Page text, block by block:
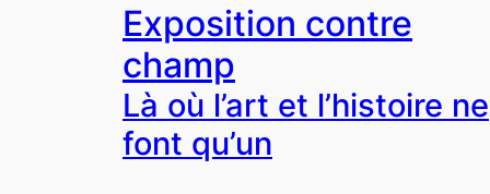
Exposition contre
champ
Là où l’art et l’histoire ne
font qu’un